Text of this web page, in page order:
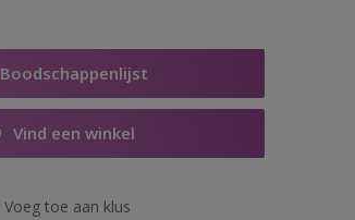
Boodschappenlijst
Vind een winkel
Voeg toe aan klus